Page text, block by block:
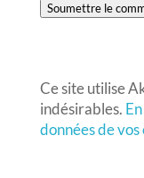
Soumettre le
Ce site utilise
indésirables.
données de